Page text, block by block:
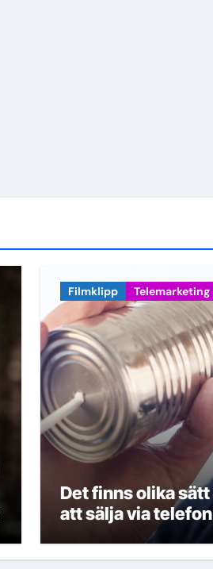
Filmklipp Telemarketing
Det finns olika sätt
att sälja via telefon